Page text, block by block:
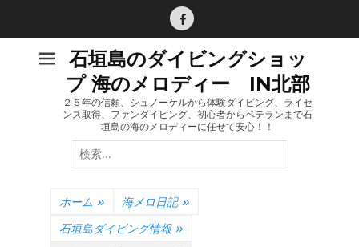
Facebook
石垣島のダイビングショッ
プ 海のメロディー IN北部
２５年の信頼、シュノーケルから体験ダイビング、ライセ
ンス取得、ファンダイビング、初心者からベテランまで石
垣島の海のメロディーに任せて安心！！
検
索:
ホーム » 海メロ日記 »
石垣島ダイビング情報 »